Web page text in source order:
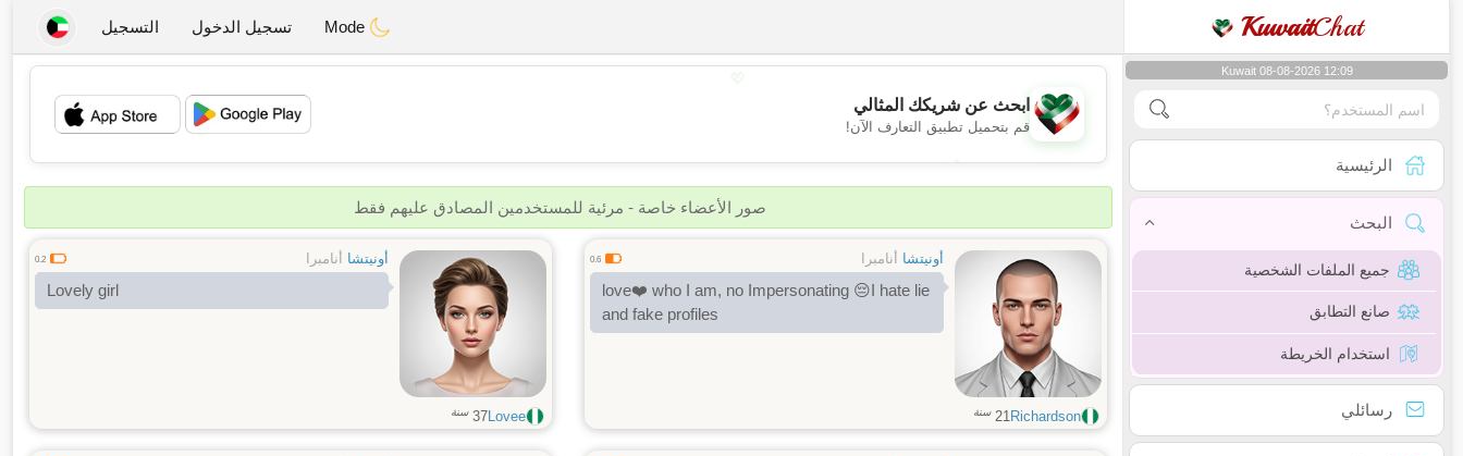
KuwaitChat تسجيل الدخول التسجيل
Kuwait 08-08-2026 12:09
الرئيسية
البحث
جميع الملفات الشخصية
صانع التطابق
استخدام الخريطة
رسائلي
💖
ابحث عن شريكك المثالي
قم بتحميل تطبيق التعارف الآن!
صور الأعضاء خاصة - مرئية للمستخدمين المصادق عليهم فقط
أونيتشا أنامبرا 0.6
love❤️ who I am, no Impersonating 😔I hate lie
and fake profiles
Richardson
21 سنة
أونيتشا أنامبرا 0.2
Lovely girl
Lovee
37 سنة